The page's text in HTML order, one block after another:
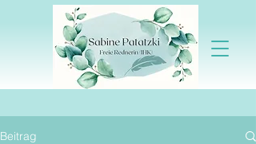
Beitrag